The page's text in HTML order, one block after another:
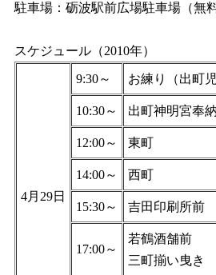
駐車場：砺波駅前広場駐車場（無
スケジュール（2010年）
4月29日
9:30～ お練り（出町
10:30～ 出町神明宮奉納
12:00～ 東町
14:00～ 西町
15:30～ 吉田印刷所前
17:00～
若鶴酒舗前
三町揃い曳き